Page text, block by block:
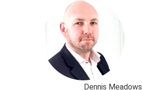
Dennis Meadows